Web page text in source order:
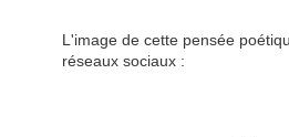
L'image de cette pensée
réseaux sociaux :